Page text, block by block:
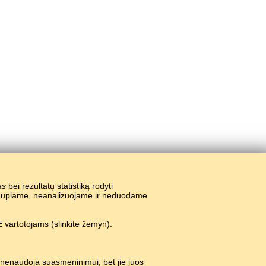
bei rezultatų statistiką rodyti
neanalizuojame ir neduodame
vartotojams (slinkite žemyn).
suasmeninimui, bet jie juos
#